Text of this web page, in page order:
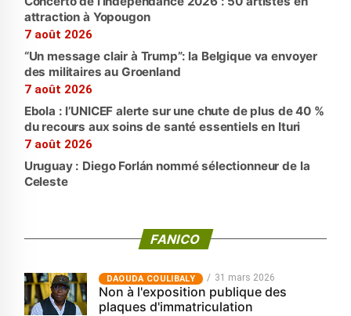
attraction à Yopougon
7 août 2026
“Un message clair à Trump”: la Belgique va envoyer
des militaires au Groenland
7 août 2026
Ebola : l’UNICEF alerte sur une chute de plus de 40 %
du recours aux soins de santé essentiels en Ituri
7 août 2026
Uruguay : Diego Forlán nommé sélectionneur de la
Celeste
FANICO
‎DAOUDA COULIBALY 31 mars 2026
Non à l'exposition publique des
plaques d'immatriculation